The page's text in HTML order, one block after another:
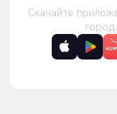
Скачайте